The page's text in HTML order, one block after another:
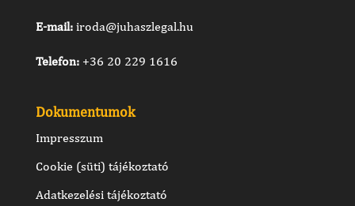
E-mail: iroda@juhaszlegal.hu
Telefon:+36 20 229 1616
Dokumentumok
Impresszum
Cookie (süti) tájékoztató
Adatkezelési tájékoztató